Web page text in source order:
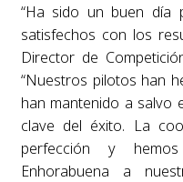
“Ha sido un buen día
satisfechos con los
Director de
“Nuestros pilotos han
han mantenido a salvo
clave del éxito. La
perfección y
Enhorabuena a